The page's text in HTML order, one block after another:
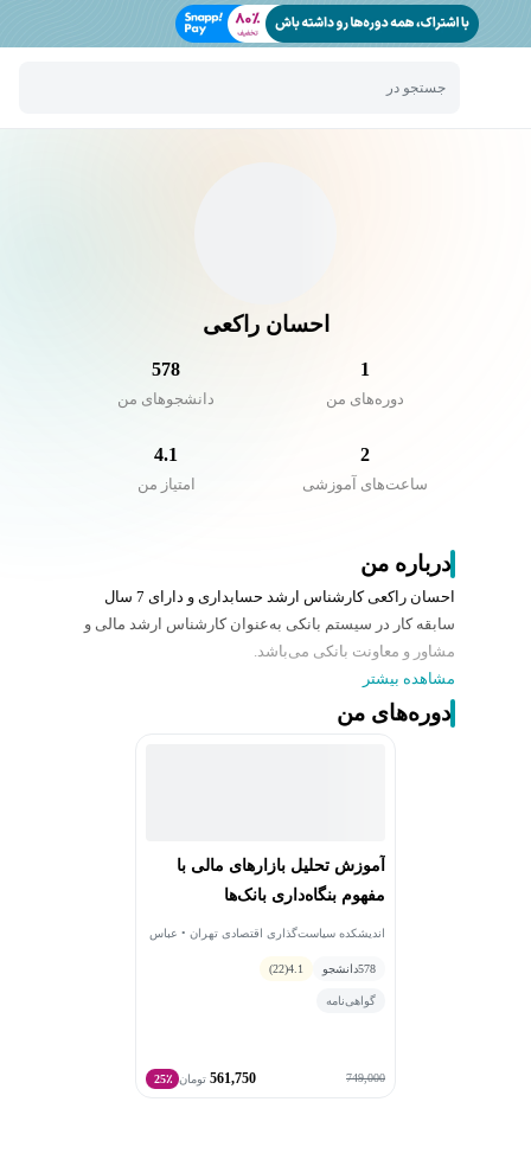
جستجو در
احسان راکعی
1
دوره‌های من
578
دانشجو‌های من
2
ساعت‌های آموزشی
4.1
امتیاز من
درباره من
احسان راکعی کارشناس ارشد حسابداری و دارای 7 سال
سابقه کار در سیستم بانکی به‌عنوان کارشناس ارشد مالی و
مشاور و معاونت بانکی می‌باشد.
مشاهده بیشتر
دوره‌های من
آموزش تحلیل بازارهای مالی با
مفهوم بنگاه‌داری بانک‌ها
اندیشکده سیاست‌گذاری اقتصادی تهران • عباس
578دانشجو 4.1
(22)
گواهی‌نامه
749,000
561,750 تومان 25٪